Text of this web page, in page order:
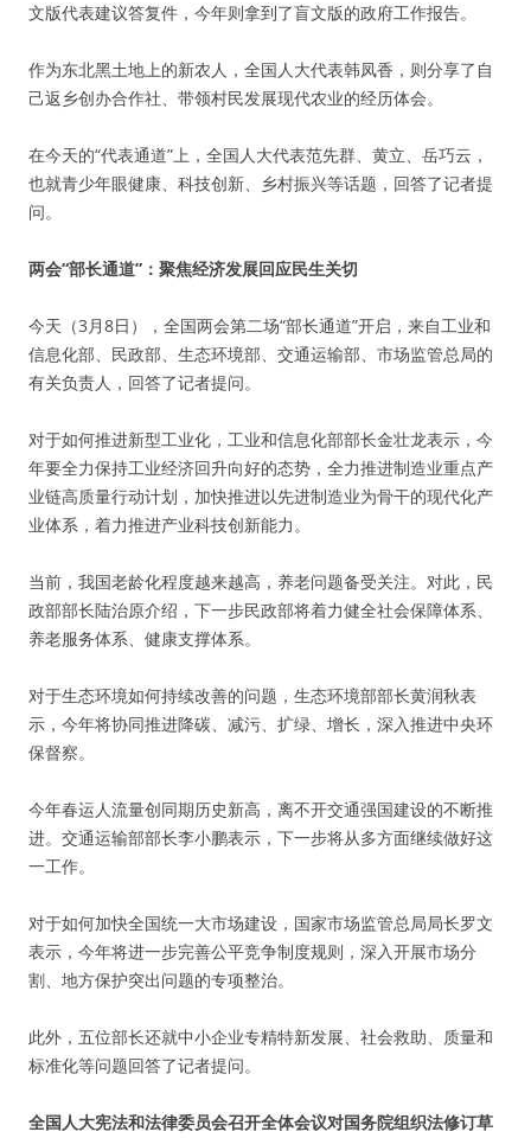
文版代表建议答复件，今年则拿到了盲文版的政府工作报告。
作为东北黑土地上的新农人，全国人大代表韩凤香，则分享了自
己返乡创办合作社、带领村民发展现代农业的经历体会。
在今天的“代表通道”上，全国人大代表范先群、黄立、岳巧云，
也就青少年眼健康、科技创新、乡村振兴等话题，回答了记者提
问。
两会“部长通道”：聚焦经济发展回应民生关切
今天（3月8日），全国两会第二场“部长通道”开启，来自工业和
信息化部、民政部、生态环境部、交通运输部、市场监管总局的
有关负责人，回答了记者提问。
对于如何推进新型工业化，工业和信息化部部长金壮龙表示，今
年要全力保持工业经济回升向好的态势，全力推进制造业重点产
业链高质量行动计划，加快推进以先进制造业为骨干的现代化产
业体系，着力推进产业科技创新能力。
当前，我国老龄化程度越来越高，养老问题备受关注。对此，民
政部部长陆治原介绍，下一步民政部将着力健全社会保障体系、
养老服务体系、健康支撑体系。
对于生态环境如何持续改善的问题，生态环境部部长黄润秋表
示，今年将协同推进降碳、减污、扩绿、增长，深入推进中央环
保督察。
今年春运人流量创同期历史新高，离不开交通强国建设的不断推
进。交通运输部部长李小鹏表示，下一步将从多方面继续做好这
一工作。
对于如何加快全国统一大市场建设，国家市场监管总局局长罗文
表示，今年将进一步完善公平竞争制度规则，深入开展市场分
割、地方保护突出问题的专项整治。
此外，五位部长还就中小企业专精特新发展、社会救助、质量和
标准化等问题回答了记者提问。
全国人大宪法和法律委员会召开全体会议对国务院组织法修订草